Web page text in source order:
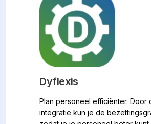
Dyflexis
Plan personeel efficiënter. Door
integratie kun je de